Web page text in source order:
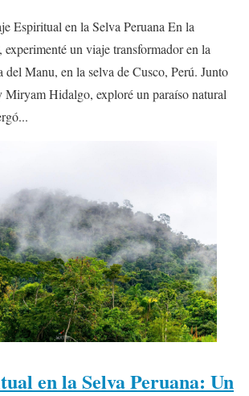
Espiritual en la Selva Peruana En la
un viaje transformador en la
del Manu, en la selva de Cusco, Perú. Junto
Hidalgo, exploré un paraíso natural
en la Selva Peruana: Un